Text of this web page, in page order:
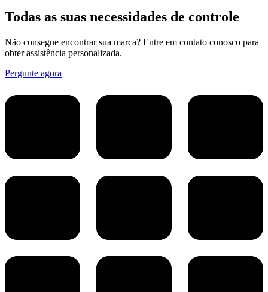
Todas as suas necessidades de controle
Não consegue encontrar sua marca? Entre em contato conosco para
obter assistência personalizada.
Pergunte agora